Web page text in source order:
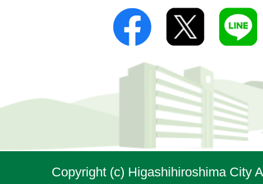
Copyright (c) Higashihiroshima City